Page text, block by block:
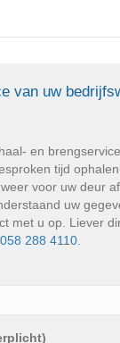
van uw
en
tijd
voor uw deur
uw
met u op. Liever
058 288 4110